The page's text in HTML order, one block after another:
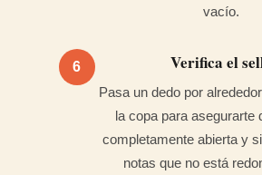
vacío.
6 Verifica el
Pasa un dedo por
la copa para asegurarte
completamente abierta y
notas que no está